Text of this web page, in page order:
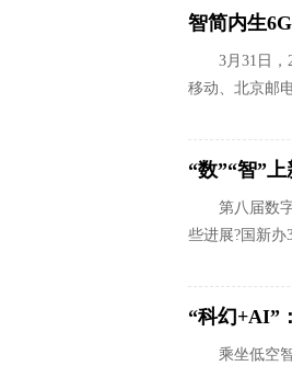
智简内生
3月31日
移动、北京邮
“数”“智”
第八届数
些进展?国新办
“科幻+AI”
乘坐低空